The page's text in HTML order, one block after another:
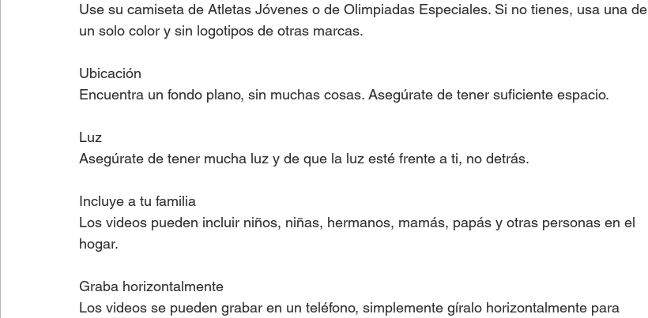
Use su camiseta de Atletas Jóvenes o de Olimpiadas Especiales. Si no tienes, usa una de
un solo color y sin logotipos de otras marcas.
Ubicación
Encuentra un fondo plano, sin muchas cosas. Asegúrate de tener suficiente espacio.
Luz
Asegúrate de tener mucha luz y de que la luz esté frente a ti, no detrás.
Incluye a tu familia
Los videos pueden incluir niños, niñas, hermanos, mamás, papás y otras personas en el
hogar.
Graba horizontalmente
Los videos se pueden grabar en un teléfono, simplemente gíralo horizontalmente para